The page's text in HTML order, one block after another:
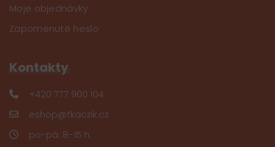
Moje objednávky
Zapomenuté heslo
Kontakty
+420 777 900 104
eshop@tkaczik.cz
po-pá: 8-15 h.